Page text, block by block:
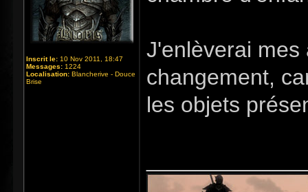
Inscrit le: 10 Nov 2011, 18:47
Messages: 1224
Localisation: Blancherive - Douce
Brise
J'enlèverai
changement,
les objets